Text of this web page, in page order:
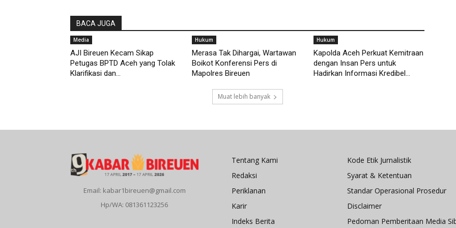
BACA JUGA
Media
AJI Bireuen Kecam Sikap
Petugas BPTD Aceh yang Tolak
Klarifikasi dan...
Hukum
Merasa Tak Dihargai, Wartawan
Boikot Konferensi Pers di
Mapolres Bireuen
Hukum
Kapolda Aceh Perkuat Kemitraan
dengan Insan Pers untuk
Hadirkan Informasi Kredibel...
Muat lebih banyak
Email: kabar1bireuen@gmail.com
Hp/WA: 081361123256
Tentang Kami
Redaksi
Periklanan
Karir
Indeks Berita
Kode Etik Jurnalistik
Syarat & Ketentuan
Standar Operasional Prosedur
Disclaimer
Pedoman Pemberitaan Media